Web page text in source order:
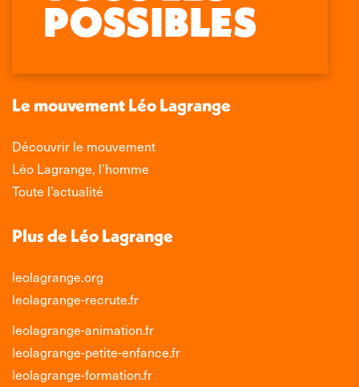
Facebook
s'ouvre
une
fenêtre
X
s'ouvre
une
fenêtre
LinkedIn
s'ouvre
une
fenêtre
Instagram
s'ouvre
une
nouvelle
fenêtre
Le mouvement Léo Lagrange
Découvrir le mouvement
Léo Lagrange, l’homme
Toute l’actualité
Plus de Léo Lagrange
leolagrange.org
leolagrange-recrute.fr
leolagrange-animation.fr
leolagrange-petite-enfance.fr
leolagrange-formation.fr